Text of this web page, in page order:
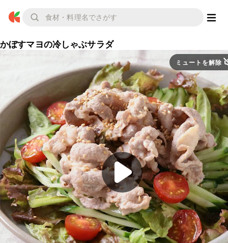
かぼすマヨの冷しゃぶサラダ
ミュートを解除